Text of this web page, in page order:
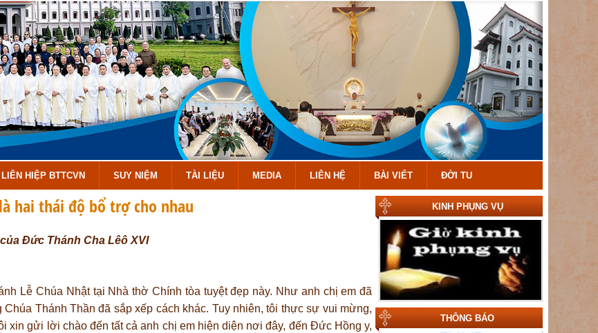
HIỆP BTTCVN SUY NIỆM TÀI LIỆU MEDIA LIÊN HỆ BÀI VIẾT ĐỜI TU
hai thái độ bổ trợ cho nhau
Đức Thánh Cha Lêô XVI
Lễ Chúa Nhật tại Nhà thờ Chính tòa tuyệt đẹp này. Như anh chị em đã
Thánh Thần đã sắp xếp cách khác. Tuy nhiên, tôi thực sự vui mừng,
xin gửi lời chào đến tất cả anh chị em hiện diện nơi đây, đến Đức Hồng y,
KINH PHỤNG VỤ
THÔNG BÁO